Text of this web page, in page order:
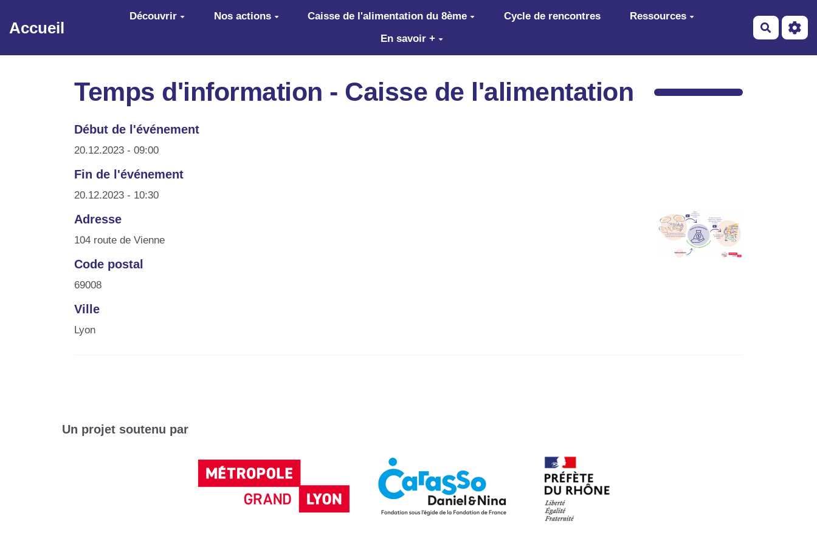
Aller au contenu principal
Accueil
Découvrir Nos actions Caisse de l'alimentation du 8ème Cycle de rencontres
Ressources
En savoir +
Temps d'information - Caisse de l'alimentation
Début de l'événement
20.12.2023 - 09:00
Fin de l'événement
20.12.2023 - 10:30
Adresse
104 route de Vienne
Code postal
69008
Ville
Lyon
Un projet soutenu par